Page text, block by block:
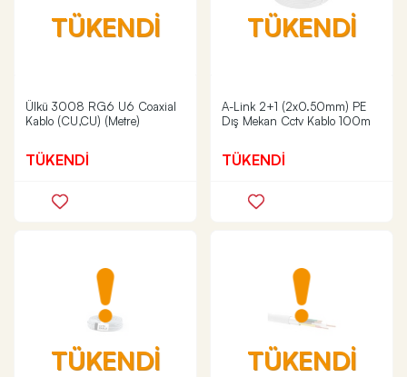
TÜKENDİ
Ülkü 3008 RG6 U6 Coaxial
Kablo (CU,CU) (Metre)
TÜKENDİ
TÜKENDİ
A-Link 2+1 (2x0.50mm) PE
Dış Mekan Cctv Kablo 100m
TÜKENDİ
TÜKENDİ TÜKENDİ